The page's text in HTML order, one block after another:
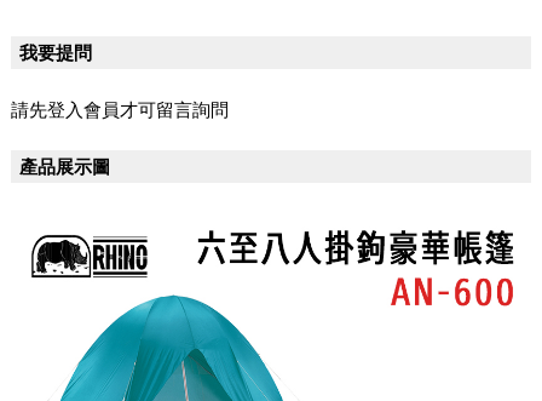
我要提問
請先登入會員才可留言詢問
產品展示圖